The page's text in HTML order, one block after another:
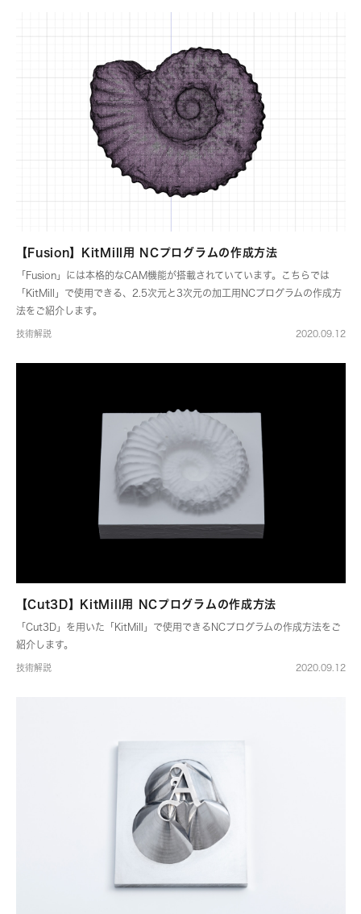
【Fusion】KitMill用 NCプログラムの作成方法
「Fusion」には本格的なCAM機能が搭載されていています。こちらでは
「KitMill」で使用できる、2.5次元と3次元の加工用NCプログラムの作成方
法をご紹介します。
技術解説 2020.09.12
【Cut3D】KitMill用 NCプログラムの作成方法
「Cut3D」を用いた「KitMill」で使用できるNCプログラムの作成方法をご
紹介します。
技術解説 2020.09.12